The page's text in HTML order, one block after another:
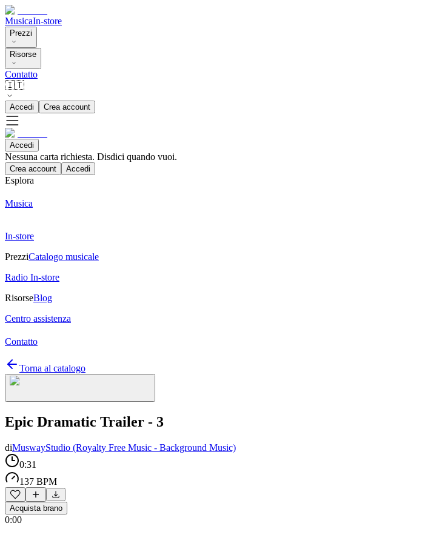
MusicaIn-store
Prezzi
Risorse
Contatto
🇮🇹
Accedi Crea account
Accedi
Nessuna carta richiesta. Disdici quando vuoi.
Crea account Accedi
Esplora
Musica
In-store
PrezziCatalogo musicale
Radio In-store
RisorseBlog
Centro assistenza
Contatto
Torna al catalogo
Epic Dramatic Trailer - 3
diMuswayStudio (Royalty Free Music - Background Music)
0:31
137 BPM
Acquista brano
0:00